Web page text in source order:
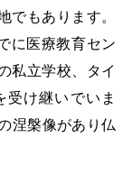
もあります。
に医療教育セン
私立学校、タイ
け継いでいま
涅槃像があり仏